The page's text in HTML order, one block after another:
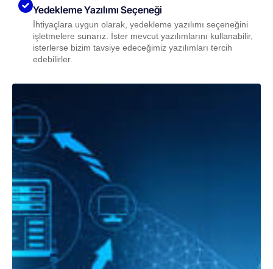
Yedekleme Yazılımı Seçeneği
İhtiyaçlara uygun olarak, yedekleme yazılımı seçeneğini
işletmelere sunarız. İster mevcut yazılımlarını kullanabilir,
isterlerse bizim tavsiye edeceğimiz yazılımları tercih
edebilirler.